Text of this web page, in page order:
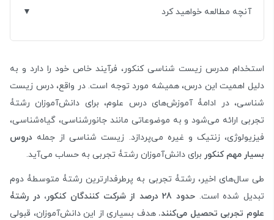
آنچه مطالعه خواهید کرد
استخدام مدرس زیست شناسی کنکور، فرآیند خاص خود را دارد و به
دلیل اهمیت این درس، همیشه مورد توجه است. در واقع، درس زیست
شناسی، در ادامۀ آموزش‌های درس علوم، برای دانش‌آموزان رشتۀ
تجربی ارائه می‌شود و به موضوعاتی مانند جانورشناسی، گیاه‌شناسی،
فیزیولوژی، زنتیک و غیره می‌پردازد. زیست شناسی از جمله دروس
بسیار مهم کنکور برای دانش‌آموزان رشتۀ تجربی به حساب می‌آید.
طی سال‌های اخیر، رشتۀ تجربی به پرطرفدارترین رشتۀ متوسطۀ دوم
تبدیل شده است.
حدود 28 درصد از شرکت کنندگان کنکور، در رشتۀ
علوم تجربی تحصیل می‌کنند. هدف بسیاری از این دانش‌آموزان، قبولی